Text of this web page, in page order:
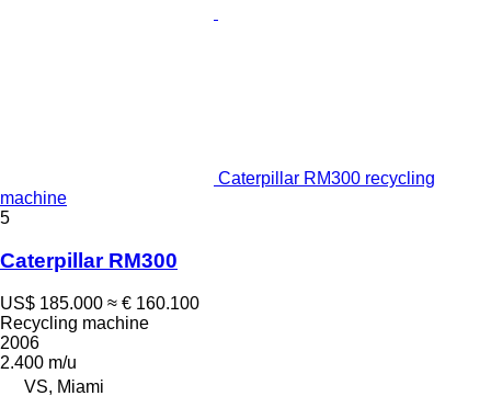
Caterpillar RM300 recycling
machine
5
Caterpillar RM300
US$ 185.000 ≈ € 160.100
Recycling machine
2006
2.400 m/u
VS, Miami